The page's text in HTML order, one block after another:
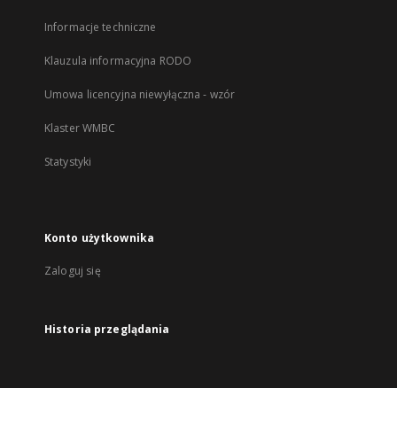
Informacje techniczne
Klauzula informacyjna RODO
Umowa licencyjna niewyłączna - wzór
Klaster WMBC
Statystyki
Konto użytkownika
Zaloguj się
Historia przeglądania